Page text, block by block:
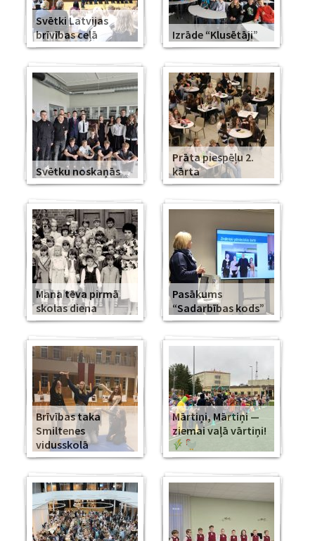
Svētki Latvijas
brīvības ceļā
Izrāde “Klusētāji”
Svētku noskaņās
Prāta piespēļu 2.
kārta
Mana tēva pirmā
skolas diena
Pasākums
“Sadarbības kods”
Brīvības taka
Smiltenes
vidusskolā
Mārtiņi, Mārtiņi —
ziemai vaļā vārtiņi!